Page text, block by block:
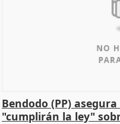
Bendodo (PP)
"cumplirán la ley"